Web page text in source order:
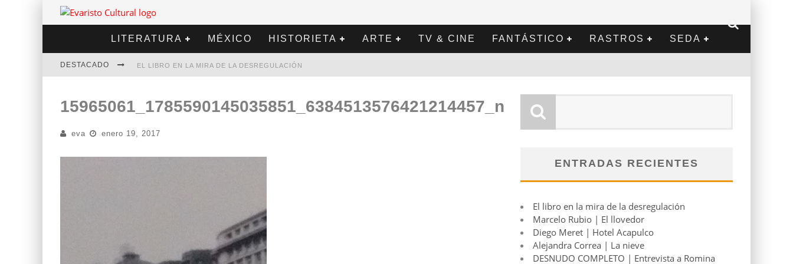
LITERATURA MÉXICO HISTORIETA ARTE TV & CINE FANTÁSTICO RASTROS SEDA
DESTACADO EL LIBRO EN LA MIRA DE LA DESREGULACIÓN
DIEGO MERET | HOTEL ACAPULCO
ALEJANDRA CORREA | LA NIEVE
15965061_1785590145035851_6384513576421214457_n
eva enero 19, 2017
ENTRADAS RECIENTES
El libro en la mira de la desregulación
Marcelo Rubio | El llovedor
Diego Meret | Hotel Acapulco
Alejandra Correa | La nieve
DESNUDO COMPLETO | Entrevista a Romina